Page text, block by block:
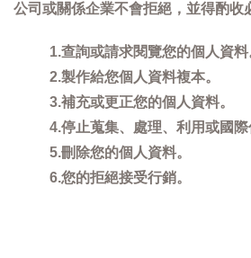
公司或關係企業不會拒絕，並得酌收
1.查詢或請求閱覽您的個人資料
2.製作給您個人資料複本。
3.補充或更正您的個人資料。
4.停止蒐集、處理、利用或國際
5.刪除您的個人資料。
6.您的拒絕接受行銷。